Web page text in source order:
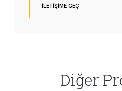
İLETIŞIME GEÇ
Diğer